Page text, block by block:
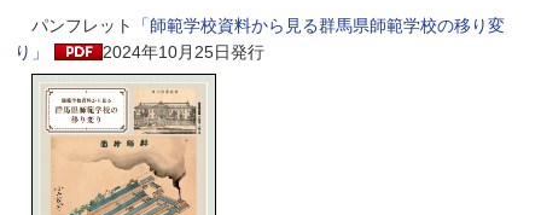
パンフレット
「師範学校資料から見る群馬県師範学校の移り変
り」
2024年10月25日発行